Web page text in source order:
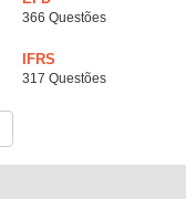
366 Questões
IFRS
317 Questões